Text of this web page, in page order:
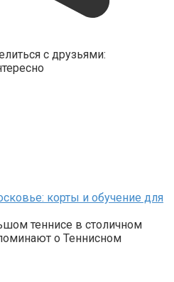
с друзьями:
корты и обучение для
теннисе в столичном
о Теннисном